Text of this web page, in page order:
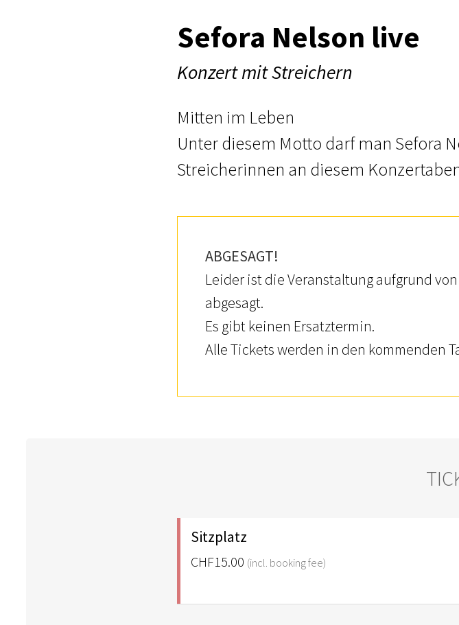
Sefora Nelson live
Konzert mit Streichern
Mitten im Leben
Unter diesem Motto darf man Sefora
Streicherinnen an diesem
ABGESAGT!
Leider ist die Veranstaltung aufgrund
abgesagt.
Es gibt keinen Ersatztermin.
Alle Tickets werden in den kommenden
Sitzplatz
CHF15.00 (incl. booking fee)